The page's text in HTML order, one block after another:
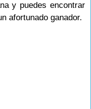
y puedes encontrar
afortunado ganador.